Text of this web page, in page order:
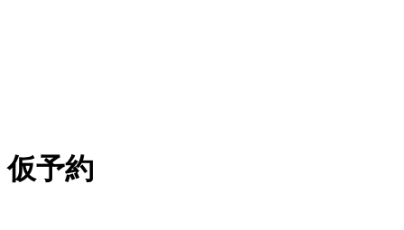
仮予約